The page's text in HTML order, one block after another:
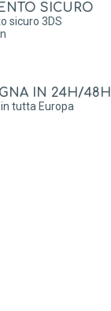
SICURO
sicuro 3DS
IN 24H/48H
tutta Europa